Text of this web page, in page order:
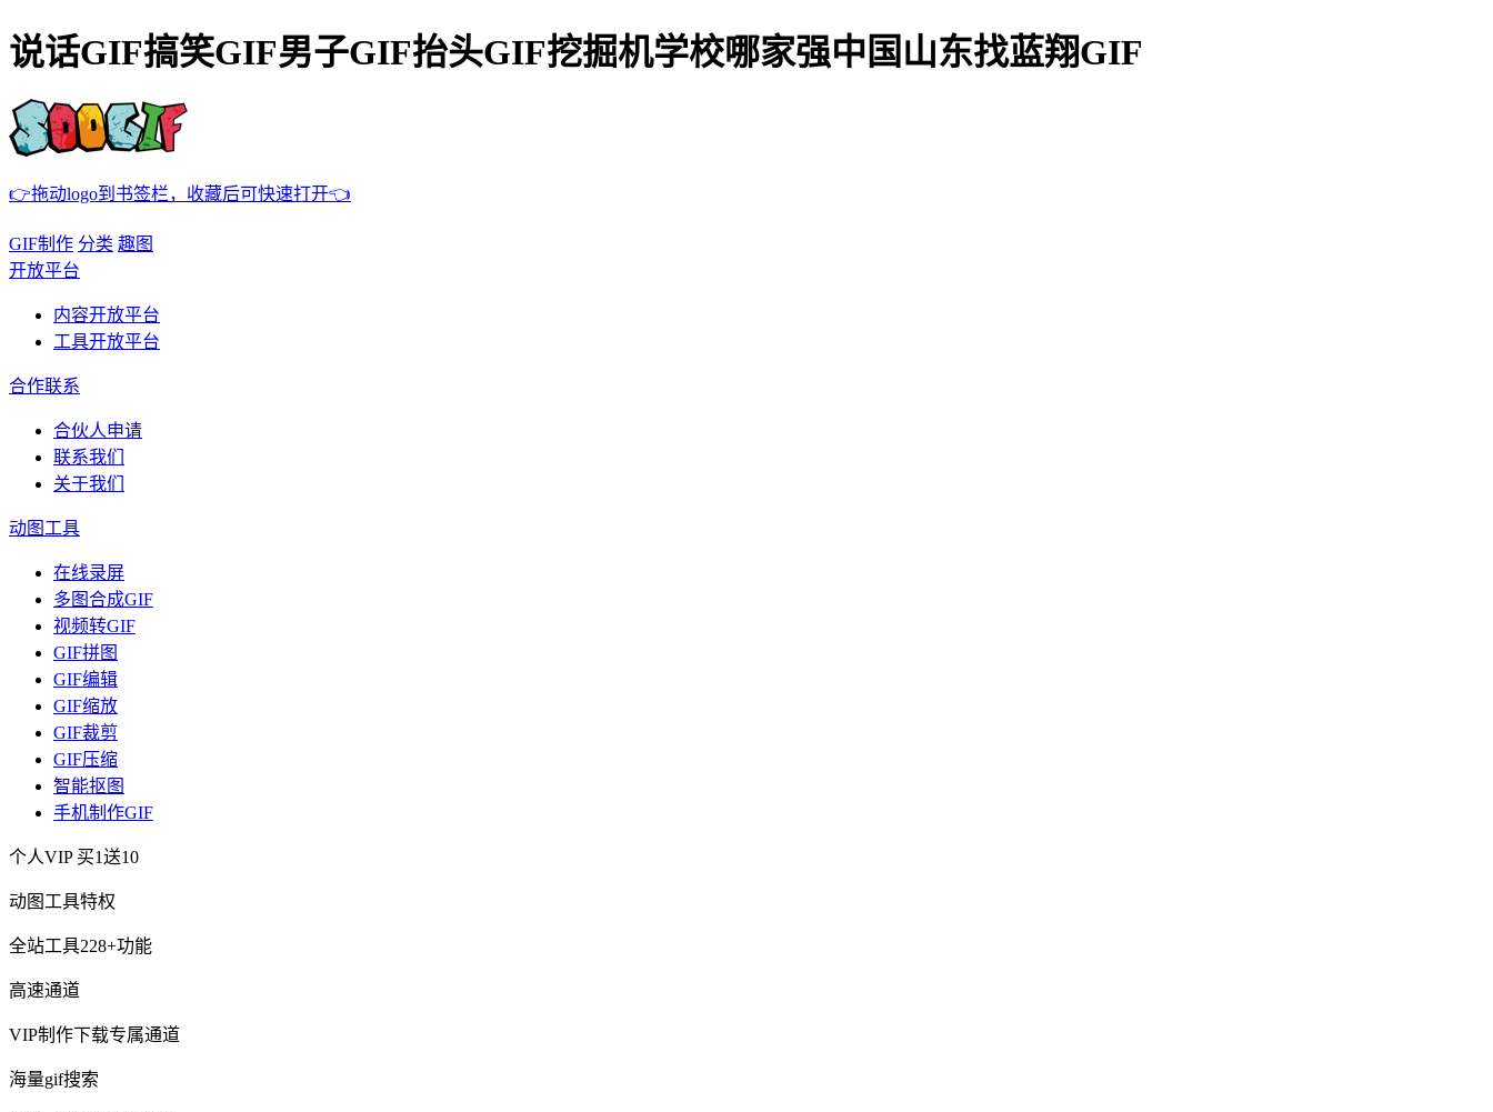
说话GIF搞笑GIF男子GIF抬头GIF挖掘机学校哪家强中国山东找蓝翔GIF
👉拖动logo到书签栏，收藏后可快速打开👈
GIF制作 分类 趣图
开放平台
内容开放平台
工具开放平台
合作联系
合伙人申请
联系我们
关于我们
动图工具
在线录屏
多图合成GIF
视频转GIF
GIF拼图
GIF编辑
GIF缩放
GIF裁剪
GIF压缩
智能抠图
手机制作GIF
个人VIP 买1送10
动图工具特权
全站工具228+功能
高速通道
VIP制作下载专属通道
海量gif搜索